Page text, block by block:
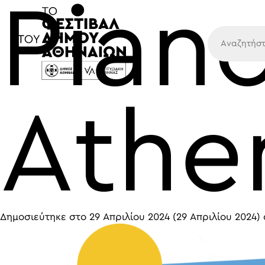
Κύρια
Δημοσιεύτηκε στο 29 Απριλίου 2024 (29 Απριλίου 2024)